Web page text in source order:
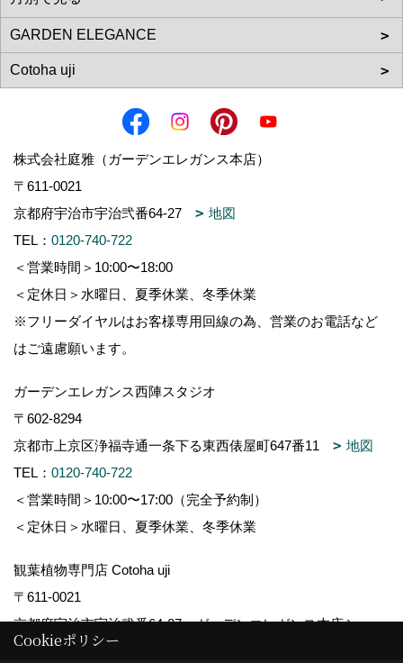
株式会社庭雅（ガーデンエレガンス本店）
〒611-0021
京都府宇治市宇治弐番64-27
地図
TEL： 0120-740-722
＜営業時間＞10:00〜18:00
＜定休日＞水曜日、夏季休業、冬季休業
※フリーダイヤルはお客様専用回線の為、営業のお電話など
はご遠慮願います。
ガーデンエレガンス西陣スタジオ
〒602-8294
京都市上京区浄福寺通一条下る東西俵屋町647番11
地図
TEL： 0120-740-722
＜営業時間＞10:00〜17:00（完全予約制）
＜定休日＞水曜日、夏季休業、冬季休業
観葉植物専門店 Cotoha uji
〒611-0021
京都府宇治市宇治弐番64-27 ガーデンエレガンス本店ショー
ルーム内
Cookieポリシー